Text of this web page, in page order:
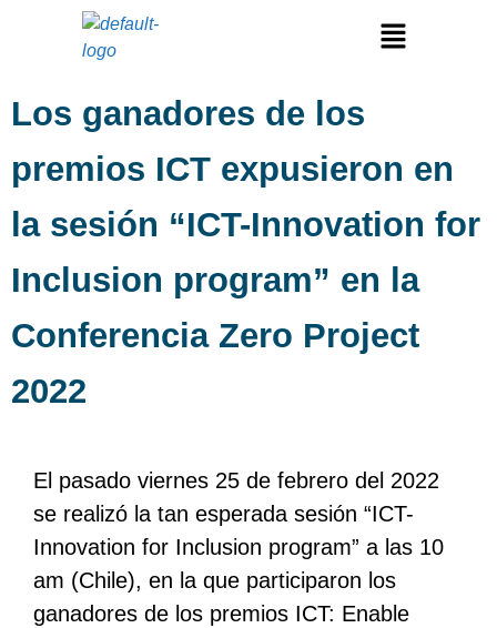
Los ganadores de los
premios ICT expusieron en
la sesión “ICT-Innovation for
Inclusion program” en la
Conferencia Zero Project
2022
El pasado viernes 25 de febrero del 2022
se realizó la tan esperada sesión “ICT-
Innovation for Inclusion program” a las 10
am (Chile), en la que participaron los
ganadores de los premios ICT: Enable